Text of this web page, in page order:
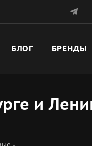
БЛОГ БРЕНДЫ
и